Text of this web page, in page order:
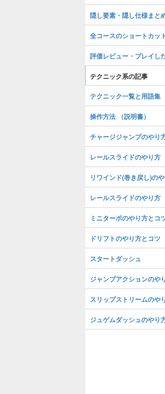
隠し要素・隠し仕様まと
全コースのショートカッ
評価レビュー・プレイし
テクニック系の記事
テクニック一覧と用語集
操作方法 （説明書）
チャージジャンプのやり
レールスライドのやり方
リワインド(巻き戻し)の
レールスライドのやり方
ミニターボのやり方とコ
ドリフトのやり方とコツ
スタートダッシュ
ジャンプアクションのや
スリップストリームのや
ジュゲムダッシュのやり